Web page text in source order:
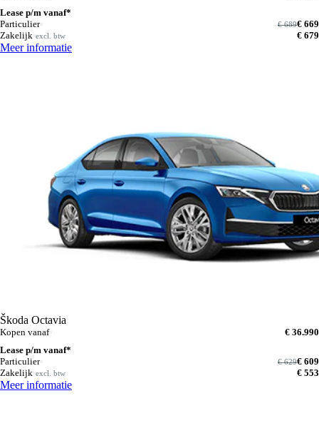
Lease p/m vanaf*
Particulier
€ 669
€ 689
Zakelijk excl. btw € 679
Meer informatie
Škoda Octavia
Kopen vanaf
€ 36.990
Lease p/m vanaf*
Particulier
€ 609
€ 629
Zakelijk excl. btw € 553
Meer informatie